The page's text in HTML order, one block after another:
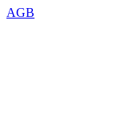
AGB